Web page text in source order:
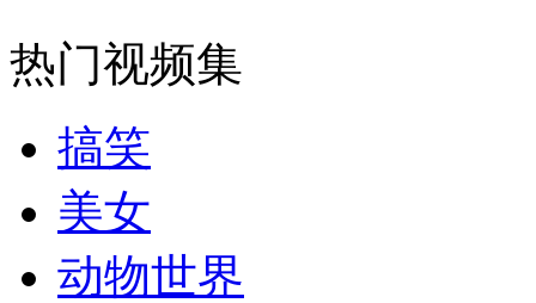
女孩北京地铁殴打老人 痛下狠手拳打脚踢
热门视频集
搞笑
美女
动物世界